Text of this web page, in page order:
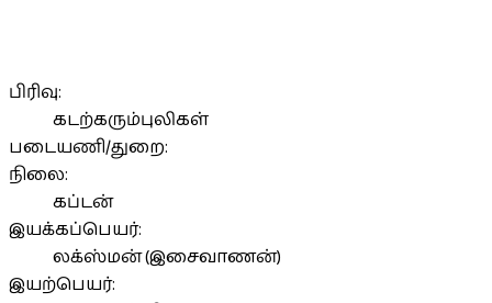
பிரிவு:
கடற்கரும்புலிகள்
படையணி/துறை:
நிலை:
கப்டன்
இயக்கப்பெயர்:
லக்ஸ்மன் (இசைவாணன்)
இயற்பெயர்: